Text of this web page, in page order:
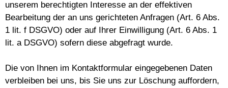
unserem berechtigten Interesse an der effektiven
Bearbeitung der an uns gerichteten Anfragen (Art. 6 Abs.
1 lit. f DSGVO) oder auf Ihrer Einwilligung (Art. 6 Abs. 1
lit. a DSGVO) sofern diese abgefragt wurde.
Die von Ihnen im Kontaktformular eingegebenen Daten
verbleiben bei uns, bis Sie uns zur Löschung auffordern,